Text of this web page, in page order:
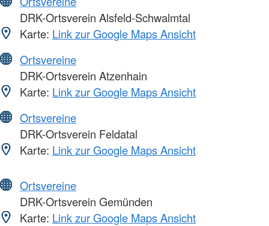
DRK-Ortsverein Alsfeld-Schwalmtal
Karte: Link zur Google Maps Ansicht
Ortsvereine
DRK-Ortsverein Atzenhain
Karte: Link zur Google Maps Ansicht
Ortsvereine
DRK-Ortsverein Feldatal
Karte: Link zur Google Maps Ansicht
Ortsvereine
DRK-Ortsverein Gemünden
Karte: Link zur Google Maps Ansicht